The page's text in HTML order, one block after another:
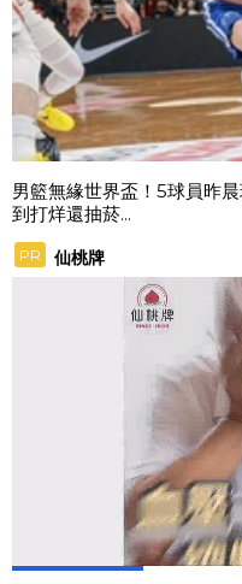
男籃無緣世界盃！5球員昨
到打烊還抽菸...
PR 仙桃牌